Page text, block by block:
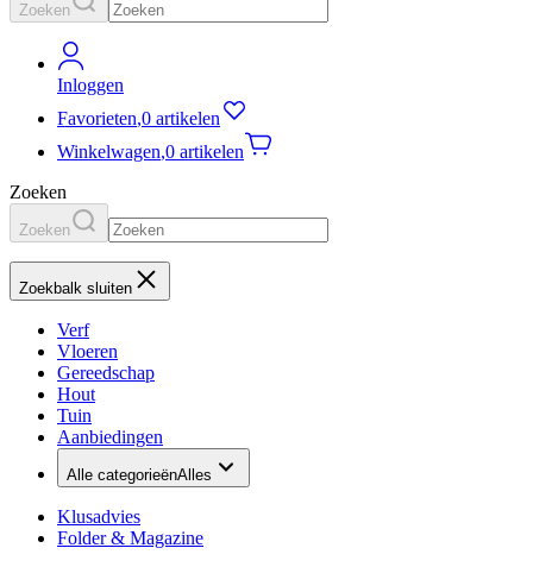
Zoeken
Inloggen
Favorieten,0 artikelen
Winkelwagen,0 artikelen
Zoeken
Zoeken
Zoekbalk sluiten
Verf
Vloeren
Gereedschap
Hout
Tuin
Aanbiedingen
Alle categorieënAlles
Klusadvies
Folder & Magazine